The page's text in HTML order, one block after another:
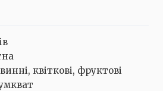
квіткові, фруктові